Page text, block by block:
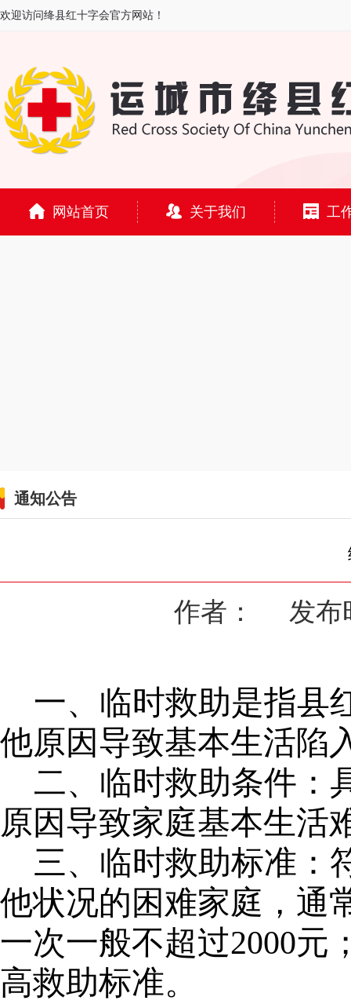
欢迎访问绛县红十字会官方网站！
网站首页 关于我们 工
通知公告
作者： 发布
一、临时救助是指县
他原因导致基本生活陷
二、临时救助条件：
原因导致家庭基本生活
三、临时救助标准：
他状况的困难家庭，通
一次一般不超过2000元
高救助标准。